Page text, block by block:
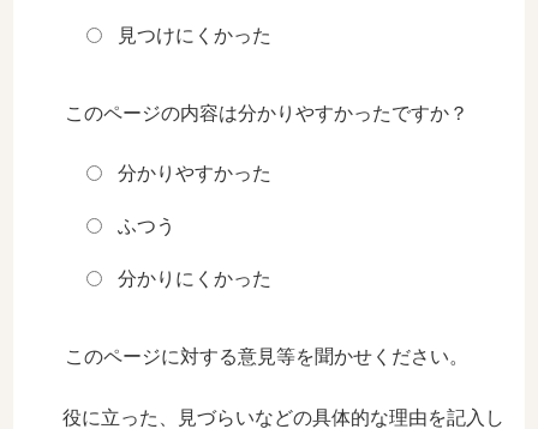
見つけにくかった
このページの内容は分かりやすかったですか？
分かりやすかった
ふつう
分かりにくかった
このページに対する意見等を聞かせください。
役に立った、見づらいなどの具体的な理由を記入し